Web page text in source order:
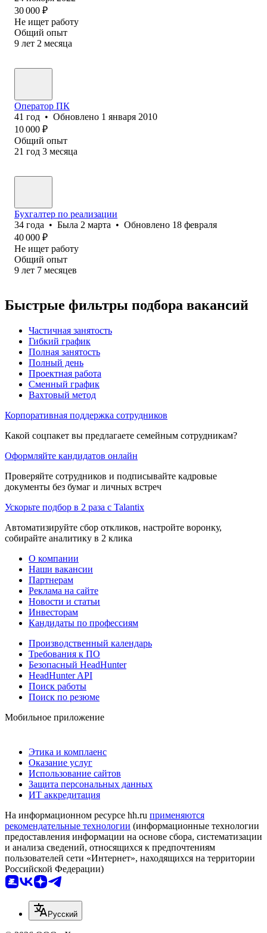
30 000 ₽
Не ищет работу
Общий опыт
9 лет 2 месяца
Оператор ПК
41 год • Обновлено 1 января 2010
10 000 ₽
Общий опыт
21 год 3 месяца
Бухгалтер по реализации
34 года • Была 2 марта • Обновлено 18 февраля
40 000 ₽
Не ищет работу
Общий опыт
9 лет 7 месяцев
Быстрые фильтры подбора вакансий
Частичная занятость
Гибкий график
Полная занятость
Полный день
Проектная работа
Сменный график
Вахтовый метод
Корпоративная поддержка сотрудников
Какой соцпакет вы предлагаете семейным сотрудникам?
Оформляйте кандидатов онлайн
Проверяйте сотрудников и подписывайте кадровые
документы без бумаг и личных встреч
Ускорьте подбор в 2 раза с Talantix
Автоматизируйте сбор откликов, настройте воронку,
собирайте аналитику в 2 клика
О компании
Наши вакансии
Партнерам
Реклама на сайте
Новости и статьи
Инвесторам
Кандидаты по профессиям
Производственный календарь
Требования к ПО
Безопасный HeadHunter
HeadHunter API
Поиск работы
Поиск по резюме
Мобильное приложение
Этика и комплаенс
Оказание услуг
Использование сайтов
Защита персональных данных
ИТ аккредитация
На информационном ресурсе hh.ru применяются
рекомендательные технологии (информационные технологии
предоставления информации на основе сбора, систематизации
и анализа сведений, относящихся к предпочтениям
пользователей сети «Интернет», находящихся на территории
Российской Федерации)
Русский